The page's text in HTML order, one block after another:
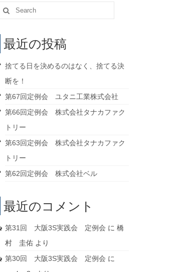
Search
for:
最近の投稿
捨てる日を決めるのはなく、捨てる決
断を！
第67回定例会 ユタニ工業株式会社
第66回定例会 株式会社タナカファク
トリー
第63回定例会 株式会社タナカファク
トリー
第62回定例会 株式会社ベル
最近のコメント
第31回 大阪3S実践会 定例会 に 橋
村 圭佑より
第30回 大阪3S実践会 定例会 に